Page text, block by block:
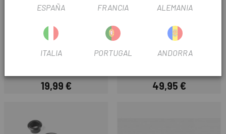
DERAILLEUR HANGER STD X12
Precio
19,99 €
KIT SOPORTE BATERIA
Precio
49,95 €
ESPAÑA FRANCIA ALEMANIA
ITALIA PORTUGAL ANDORRA